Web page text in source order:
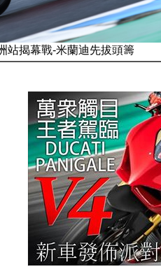
站揭幕戰-米蘭迪先拔頭籌